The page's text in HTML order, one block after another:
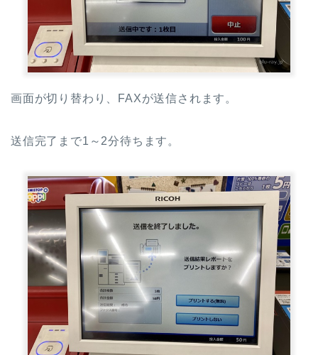
画面が切り替わり、FAXが送信されます。
送信完了まで1～2分待ちます。